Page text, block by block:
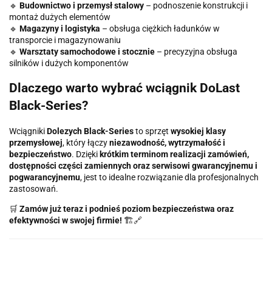
🔹 Budownictwo i przemysł stalowy – podnoszenie konstrukcji i
montaż dużych elementów
🔹 Magazyny i logistyka – obsługa ciężkich ładunków w
transporcie i magazynowaniu
🔹 Warsztaty samochodowe i stocznie – precyzyjna obsługa
silników i dużych komponentów
Dlaczego warto wybrać wciągnik DoLast
Black-Series?
WciągnikiDolezych Black-Seriesto sprzęt wysokiej klasy
przemysłowej, który łączyniezawodność, wytrzymałość i
bezpieczeństwo. Dzięki krótkim terminom realizacji zamówień,
dostępności części zamiennych oraz serwisowi gwarancyjnemu i
pogwarancyjnemu, jest to idealne rozwiązanie dla profesjonalnych
zastosowań.
🛒 Zamów już teraz i podnieś poziom bezpieczeństwa oraz
efektywności w swojej firmie! 🏗🔗